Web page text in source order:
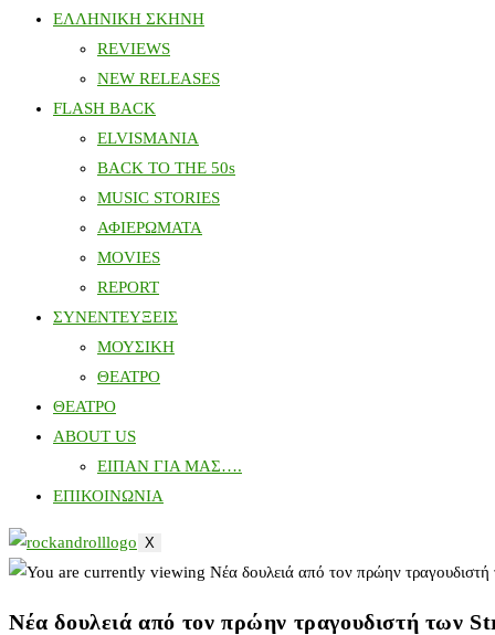
ΕΛΛΗΝΙΚΗ ΣΚΗΝΗ
REVIEWS
NEW RELEASES
FLASH BACK
ELVISMANIA
BACK TO THE 50s
MUSIC STORIES
ΑΦΙΕΡΩΜΑΤΑ
MOVIES
REPORT
ΣΥΝΕΝΤΕΥΞΕΙΣ
ΜΟΥΣΙΚΗ
ΘΕΑΤΡΟ
ΘΕΑΤΡΟ
ABOUT US
ΕΙΠΑΝ ΓΙΑ ΜΑΣ….
ΕΠΙΚΟΙΝΩΝΙΑ
X
Νέα δουλειά από τον πρώην τραγουδιστή των